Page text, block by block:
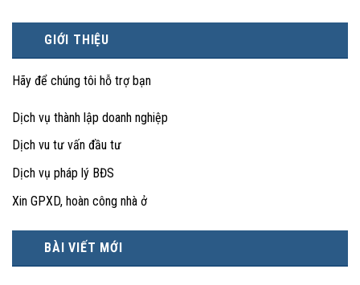
GIỚI THIỆU
Hãy để chúng tôi hỗ trợ bạn
Dịch vụ thành lập doanh nghiệp
Dịch vu tư vấn đầu tư
Dịch vụ pháp lý BĐS
Xin GPXD, hoàn công nhà ở
BÀI VIẾT MỚI